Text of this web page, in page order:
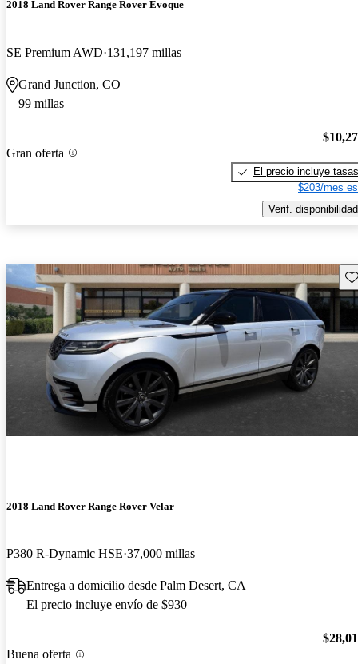
2018 Land Rover Range Rover Evoque
SE Premium AWD 131,197 millas
Grand Junction, CO
99 millas
Gran oferta
El precio incluye tasas
$203/mes
Verif. disponibilidad
2018 Land Rover Range Rover Velar
P380 R-Dynamic HSE 37,000 millas
Entrega a domicilio desde Palm Desert, CA
El precio incluye envío de $930
Buena oferta